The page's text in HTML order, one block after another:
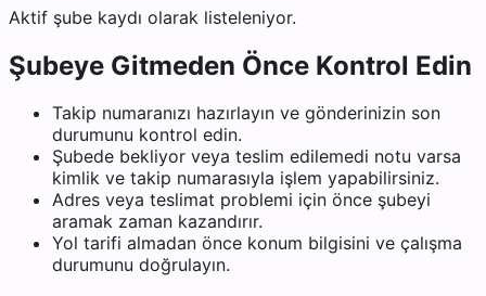
Aktif şube kaydı olarak listeleniyor.
Şubeye Gitmeden Önce Kontrol Edin
Takip numaranızı hazırlayın ve gönderinizin son
durumunu kontrol edin.
Şubede bekliyor veya teslim edilemedi notu varsa
kimlik ve takip numarasıyla işlem yapabilirsiniz.
Adres veya teslimat problemi için önce şubeyi
aramak zaman kazandırır.
Yol tarifi almadan önce konum bilgisini ve çalışma
durumunu doğrulayın.